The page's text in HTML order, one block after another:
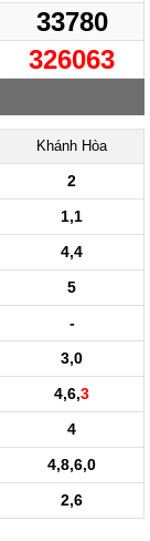
33780
326063
Khánh Hòa
2
1,1
4,4
5
-
3,0
4,6,3
4
4,8,6,0
2,6